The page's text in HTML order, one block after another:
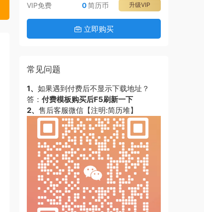
VIP免费 升级VIP
0简历币
立即购买
常见问题
1、 如果遇到付费后不显示下载地址？
答： 付费模板购买后F5刷新一下
2、 售后客服微信【注明:简历堆】